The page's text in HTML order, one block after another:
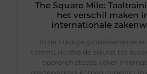
The Square Mile:
het verschil maken
internationale
In de huidige globaliserende
communicatie dé sleutel tot
opereren steeds vaker